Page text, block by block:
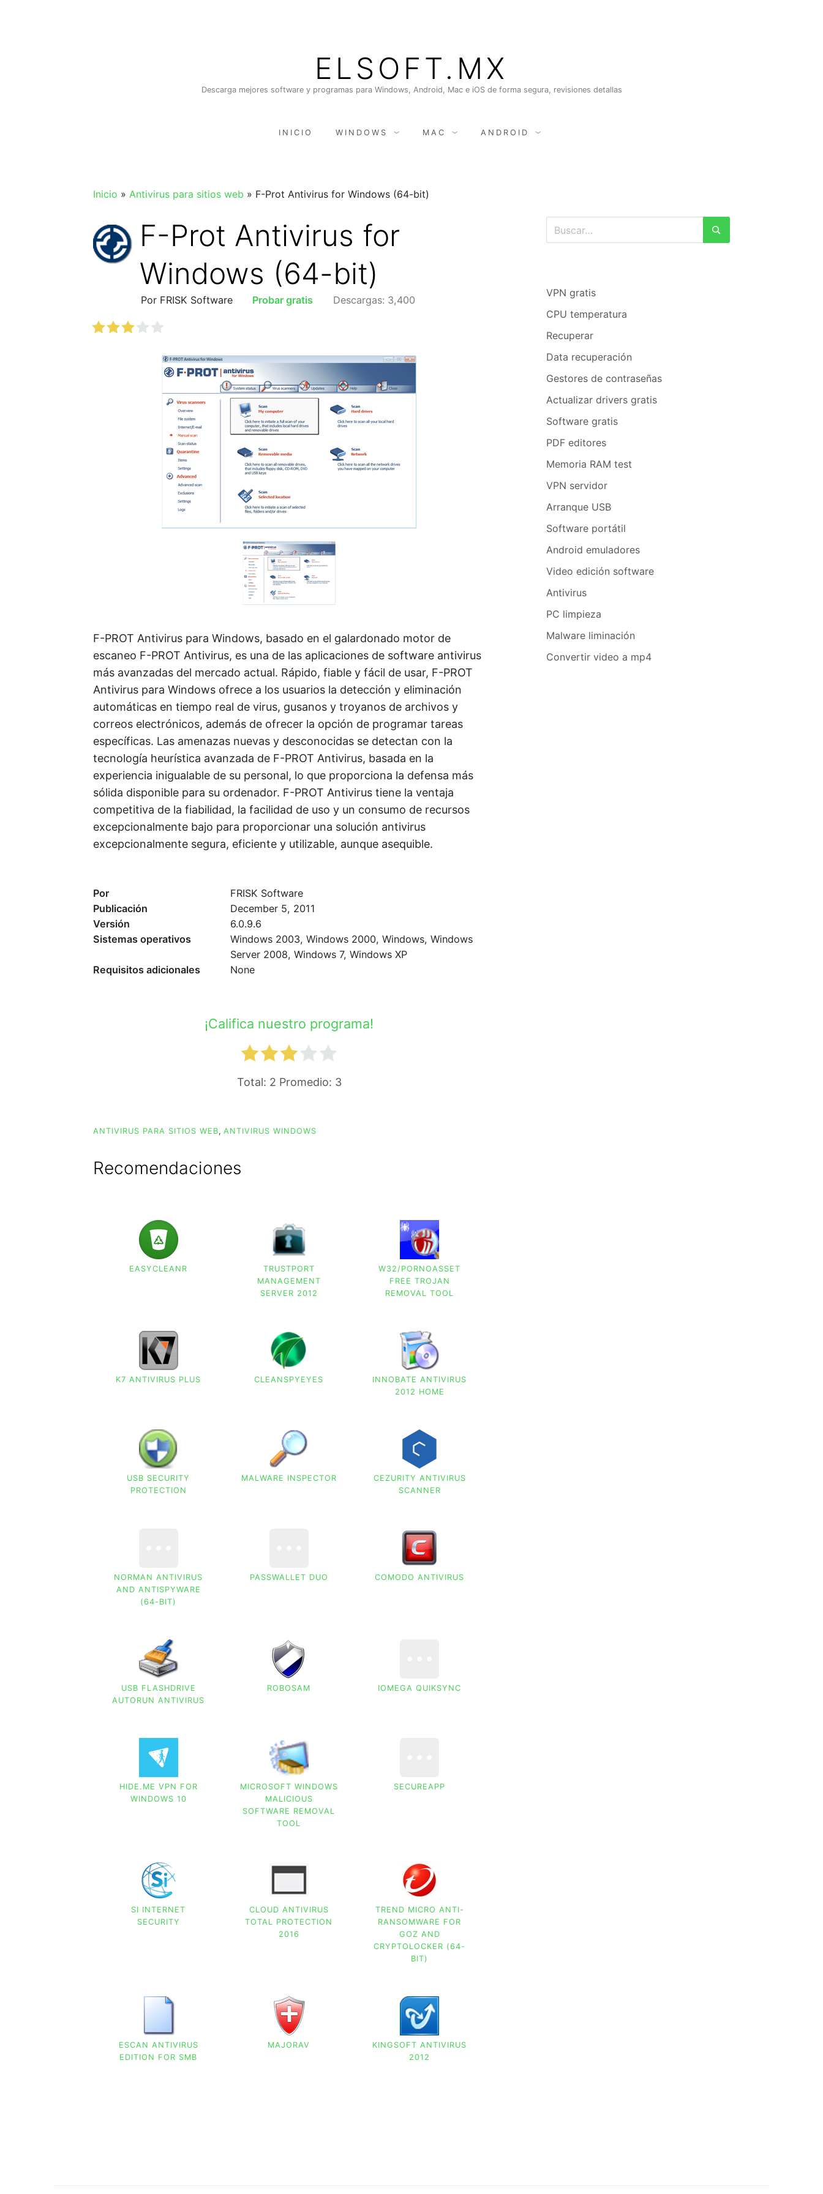
ELSOFT.MX
Descarga mejores software y programas para Windows, Android, Mac e iOS de forma segura, revisiones detallas
INICIO WINDOWS MAC ANDROID
Inicio » Antivirus para sitios web » F-Prot Antivirus for Windows (64-bit)
F-Prot Antivirus for
Windows (64-bit)
Por FRISK Software Probar gratis Descargas: 3,400
F-PROT Antivirus para Windows, basado en el galardonado motor de
escaneo F-PROT Antivirus, es una de las aplicaciones de software antivirus
más avanzadas del mercado actual. Rápido, fiable y fácil de usar, F-PROT
Antivirus para Windows ofrece a los usuarios la detección y eliminación
automáticas en tiempo real de virus, gusanos y troyanos de archivos y
correos electrónicos, además de ofrecer la opción de programar tareas
específicas. Las amenazas nuevas y desconocidas se detectan con la
tecnología heurística avanzada de F-PROT Antivirus, basada en la
experiencia inigualable de su personal, lo que proporciona la defensa más
sólida disponible para su ordenador. F-PROT Antivirus tiene la ventaja
competitiva de la fiabilidad, la facilidad de uso y un consumo de recursos
excepcionalmente bajo para proporcionar una solución antivirus
excepcionalmente segura, eficiente y utilizable, aunque asequible.
Por
FRISK Software
Publicación
December 5, 2011
Versión
6.0.9.6
Sistemas operativos
Windows 2003, Windows 2000, Windows, Windows
Server 2008, Windows 7, Windows XP
Requisitos adicionales
None
¡Califica nuestro programa!
Total: 2 Promedio: 3
ANTIVIRUS PARA SITIOS WEB, ANTIVIRUS WINDOWS
Recomendaciones
EASYCLEANR
TRUSTPORT
MANAGEMENT
SERVER 2012
W32/PORNOASSET
FREE TROJAN
REMOVAL TOOL
K7 ANTIVIRUS PLUS CLEANSPYEYES
INNOBATE ANTIVIRUS
2012 HOME
USB SECURITY
PROTECTION
MALWARE INSPECTOR
CEZURITY ANTIVIRUS
SCANNER
NORMAN ANTIVIRUS
AND ANTISPYWARE
(64-BIT)
PASSWALLET DUO COMODO ANTIVIRUS
USB FLASHDRIVE
AUTORUN ANTIVIRUS
ROBOSAM IOMEGA QUIKSYNC
HIDE.ME VPN FOR
WINDOWS 10
MICROSOFT WINDOWS
MALICIOUS
SOFTWARE REMOVAL
TOOL
SECUREAPP
SI INTERNET
SECURITY
CLOUD ANTIVIRUS
TOTAL PROTECTION
2016
TREND MICRO ANTI-
RANSOMWARE FOR
GOZ AND
CRYPTOLOCKER (64-
BIT)
ESCAN ANTIVIRUS
EDITION FOR SMB
MAJORAV
KINGSOFT ANTIVIRUS
2012
Buscar
VPN gratis
CPU temperatura
Recuperar
Data recuperación
Gestores de contraseñas
Actualizar drivers gratis
Software gratis
PDF editores
Memoria RAM test
VPN servidor
Arranque USB
Software portátil
Android emuladores
Video edición software
Antivirus
PC limpieza
Malware liminación
Convertir video a mp4